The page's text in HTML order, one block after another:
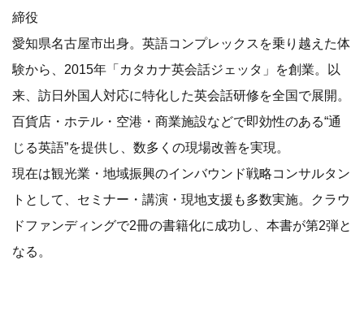
締役
愛知県名古屋市出身。英語コンプレックスを乗り越えた体
験から、2015年「カタカナ英会話ジェッタ」を創業。以
来、訪日外国人対応に特化した英会話研修を全国で展開。
百貨店・ホテル・空港・商業施設などで即効性のある“通
じる英語”を提供し、数多くの現場改善を実現。
現在は観光業・地域振興のインバウンド戦略コンサルタン
トとして、セミナー・講演・現地支援も多数実施。クラウ
ドファンディングで2冊の書籍化に成功し、本書が第2弾と
なる。